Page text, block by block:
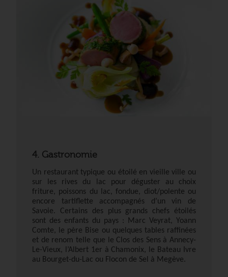
4. Gastronomie
Un restaurant typique ou étoilé en vieille ville ou
sur les rives du lac pour déguster au choix
friture, poissons du lac, fondue, diot/polente ou
encore tartiflette accompagnés d’un vin de
Savoie. Certains des plus grands chefs étoilés
sont des enfants du pays : Marc Veyrat, Yoann
Comte, le père Bise ou quelques tables raffinées
et de renom telle que le Clos des Sens à Annecy-
Le-Vieux, l’Albert 1er à Chamonix, le Bateau Ivre
au Bourget-du-Lac ou Flocon de Sel à Megève.